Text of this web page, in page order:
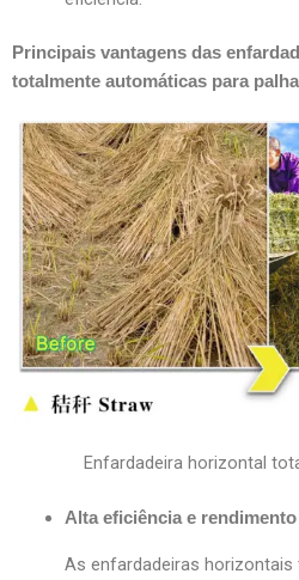
Principais vantagens das
totalmente automáticas para palha
Enfardadeira horizontal
Alta eficiência e rendimento
As enfardadeiras